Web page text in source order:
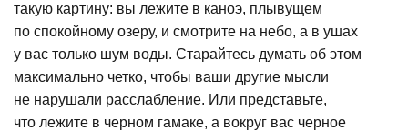
такую картину: вы лежите в каноэ, плывущем
по спокойному озеру, и смотрите на небо, а в ушах
у вас только шум воды. Старайтесь думать об этом
максимально четко, чтобы ваши другие мысли
не нарушали расслабление. Или представьте,
что лежите в черном гамаке, а вокруг вас черное